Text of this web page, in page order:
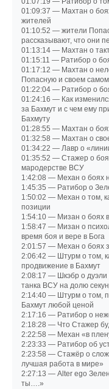
01:09:37 — Махтан о
жителей
01:10:52 — жители
рассказывают, что они
01:13:14 — Махтан о
01:15:11 — Ратибор о
01:17:12 — Махтан о
Попасную и своем
01:22:04 — Ратибор о
01:24:16 — Как
за Бахмут и с чем ему
Бахмуту
01:28:55 — Махтан о
01:32:58 — Махтан о
01:34:22 — Лавр о
01:35:52 — Стажер о
мародерстве ВСУ
1:42:08 — Механ о боях
1:45:35 — Ратибор о
1:50:02 — Механ о том,
позиции
1:54:10 — Мизан о боях
1:58:47 — Мизан о
время боя и вере в Бога
2:01:57 — Механ о боях
2:06:42 — Штурм о том,
продвижение в Бахмут
2:08:17 — Шкэбр о дуэли
танка ВСУ на долю
2:14:40 — Штурм о том,
Бахмут любой ценой
2:17:16 — Ратибор о
2:18:28 — Что Стажер
2:22:58 — Механ «в
2:23:33 — Ратибор об
2:23:58 — Стажёр о
лучшая работа в мире»
2:27:13 — Alter ego
ты….»